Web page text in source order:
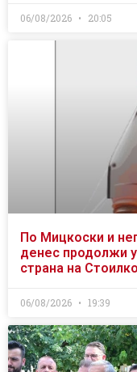
06/08/2026 20:05
По Мицкоски и
денес продолжи
страна на
06/08/2026 19:39